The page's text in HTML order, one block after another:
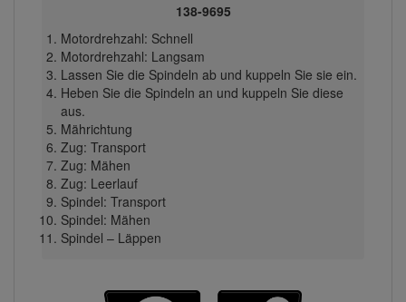
138-9695
Motordrehzahl: Schnell
Motordrehzahl: Langsam
Lassen Sie die Spindeln ab und kuppeln Sie sie ein.
Heben Sie die Spindeln an und kuppeln Sie diese
aus.
Mährichtung
Zug: Transport
Zug: Mähen
Zug: Leerlauf
Spindel: Transport
Spindel: Mähen
Spindel – Läppen